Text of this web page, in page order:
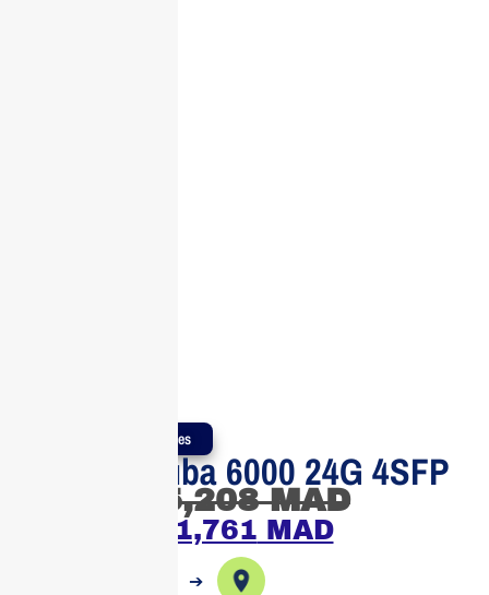
Produits Authentiques
Switch Aruba 6000 24G 4SFP
15,208MAD
11,761 MAD
➔